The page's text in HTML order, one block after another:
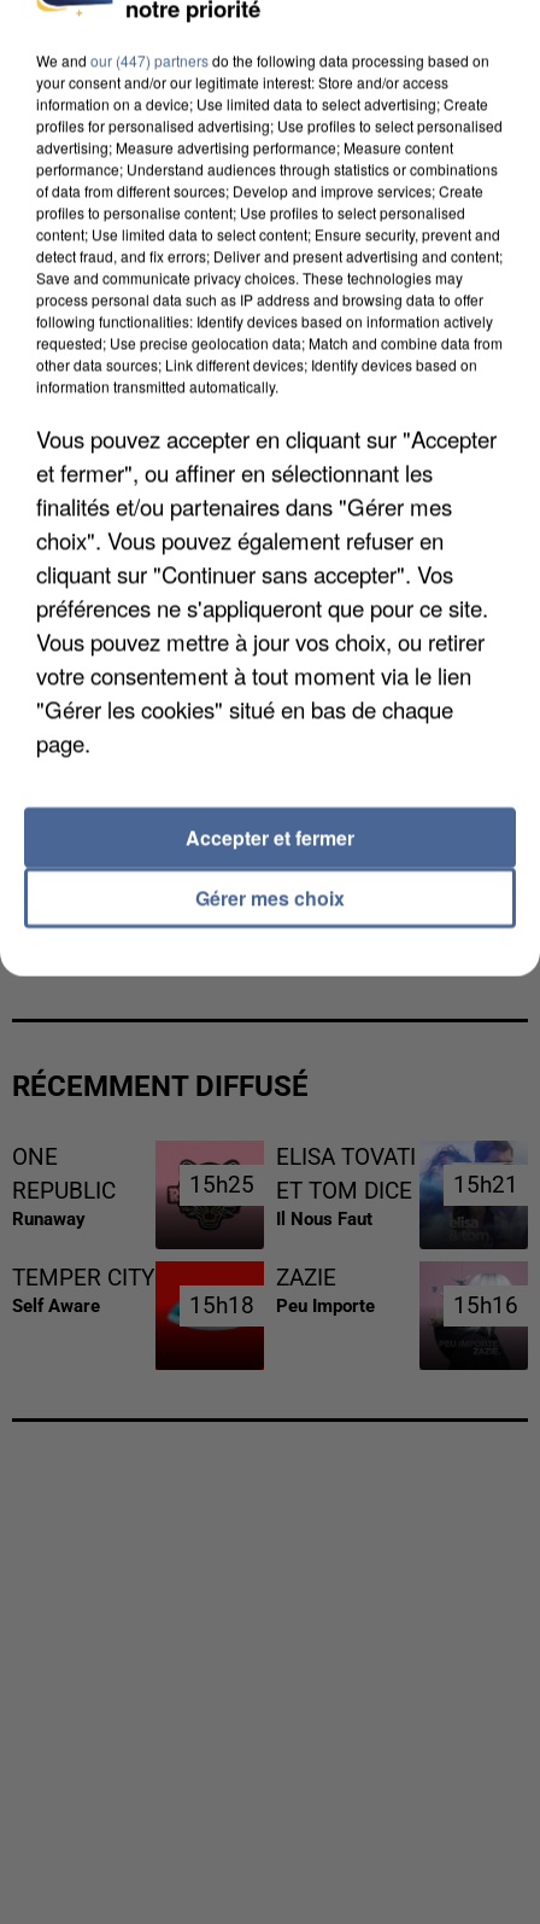
DE SOLIDARITÉ AVEC LES...
APRÈS TOUTES CES CANICULES, LES REFUGES
DE FAUNE SAUVAGE SONT...
L’UN DES FONDATEURS SUPPOSÉS DE LA DZ
RÉCEMMENT DIFFUSÉ
ONE
REPUBLIC
Runaway
15h25
15h25
ELISA TOVATI
ET TOM DICE
Il Nous Faut
15h21
15h21
TEMPER CITY
Self Aware 15h18
15h18
ZAZIE
Peu Importe 15h16
15h16
notre priorité
We and our (447) partnersdo the following data processing based on
your consent and/or our legitimate interest: Store and/or access
information on a device; Use limited data to select advertising; Create
profiles for personalised advertising; Use profiles to select personalised
advertising; Measure advertising performance; Measure content
performance; Understand audiences through statistics or combinations
of data from different sources; Develop and improve services; Create
profiles to personalise content; Use profiles to select personalised
content; Use limited data to select content; Ensure security, prevent and
detect fraud, and fix errors; Deliver and present advertising and content;
Save and communicate privacy choices. These technologies may
process personal data such as IP address and browsing data to offer
following functionalities: Identify devices based on information actively
requested; Use precise geolocation data; Match and combine data from
other data sources; Link different devices; Identify devices based on
information transmitted automatically.
Vous pouvez accepter en cliquant sur "Accepter
et fermer", ou affiner en sélectionnant les
finalités et/ou partenaires dans "Gérer mes
choix". Vous pouvez également refuser en
cliquant sur "Continuer sans accepter". Vos
préférences ne s'appliqueront que pour ce site.
Vous pouvez mettre à jour vos choix, ou retirer
votre consentement à tout moment via le lien
"Gérer les cookies" situé en bas de chaque
page.
Gérer mes choix
Accepter et fermer